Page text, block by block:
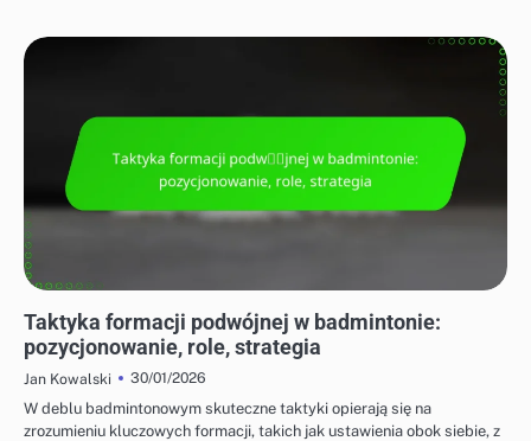
Taktyka formacji podwójnej w badmintonie:
pozycjonowanie, role, strategia
Jan Kowalski
30/01/2026
W deblu badmintonowym skuteczne taktyki opierają się na
zrozumieniu kluczowych formacji, takich jak ustawienia obok siebie, z